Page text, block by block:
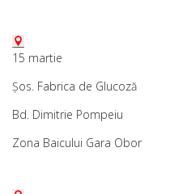
15 martie
Șos. Fabrica de Glucoză
Bd. Dimitrie Pompeiu
Zona Baicului Gara Obor